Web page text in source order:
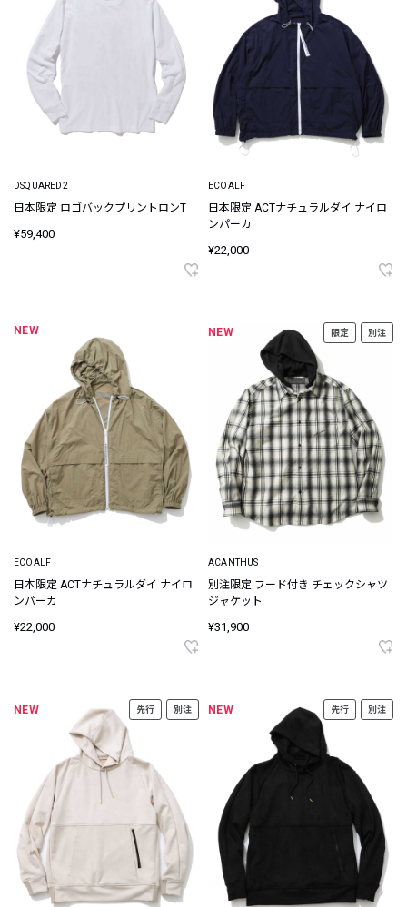
DSQUARED2
日本限定 ロゴバックプリントロンT
¥59,400
ECOALF
日本限定 ACTナチュラルダイ ナイロ
ンパーカ
¥22,000
NEW
ECOALF
日本限定 ACTナチュラルダイ ナイロ
ンパーカ
¥22,000
NEW 限定 別注
ACANTHUS
別注限定 フード付き チェックシャツ
ジャケット
¥31,900
NEW 先行 別注 NEW 先行 別注